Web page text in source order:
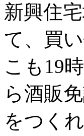
新興住
て、買
こも19
ら酒販
をつく